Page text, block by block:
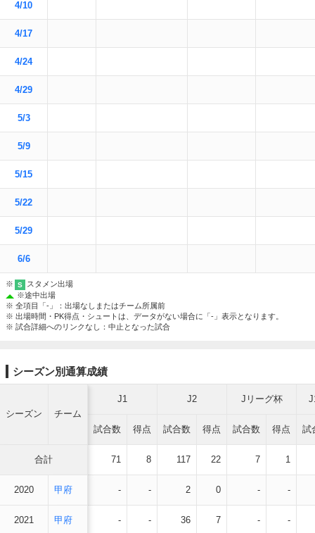
4/10
4/17
4/24
4/29
5/3
5/9
5/15
5/22
5/29
6/6
※ S
スタメン出場
※途中出場
※ 全項目「-」：出場なしまたはチーム所属前
※ 出場時間・PK得点・シュートは、データがない場合に「-」表示となります。
※ 試合詳細へのリンクなし：中止となった試合
シーズン別通算成績
シーズン チーム
J1 J2 Jリーグ杯
試合数 得点 試合数 得点 試合数 得点 試
合計 71 8 117 22 7 1
2020 甲府 - - 2 0 - -
2021 甲府 - - 36 7 - -